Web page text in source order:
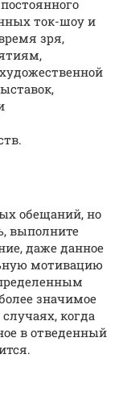
ток-шоу и
зря,
обещаний, но
выполните
даже данное
мотивацию
значимое
когда
в отведенный